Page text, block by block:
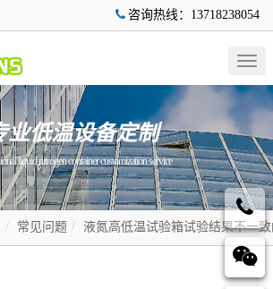
咨询热线：13718238054
业低温设备定制
liquid nitrogen container customization service
常见问题 液氮高低温试验箱试验结果不一